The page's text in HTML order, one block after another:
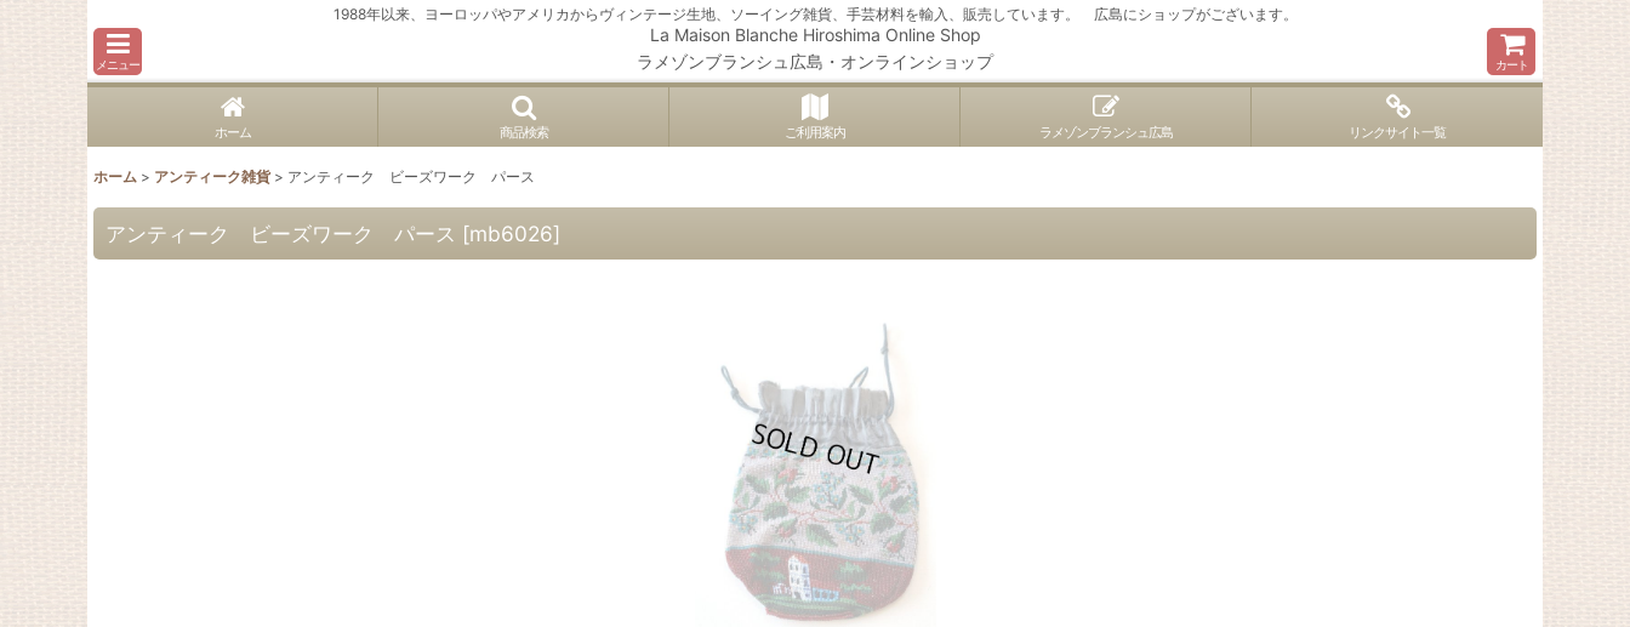
1988年以来、ヨーロッパやアメリカからヴィンテージ生地、ソーイング雑貨、手芸材料を輸入、販売しています。 広島にショップがございます。
メニュー
La Maison Blanche Hiroshima Online Shop
ラメゾンブランシュ広島・オンラインショップ
カート
ホーム 商品検索 ご利用案内 ラメゾンブランシュ広島 リンクサイト一覧
ホーム > アンティーク雑貨 > アンティーク ビーズワーク パース
アンティーク ビーズワーク パース [mb6026]